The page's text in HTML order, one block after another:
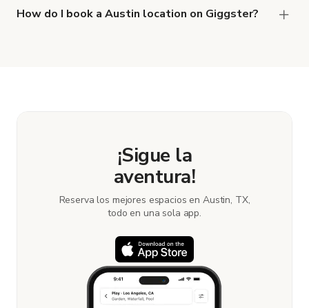
How do I book a Austin location on Giggster?
¡Sigue la
aventura!
Reserva los mejores espacios en Austin, TX,
todo en una sola app.